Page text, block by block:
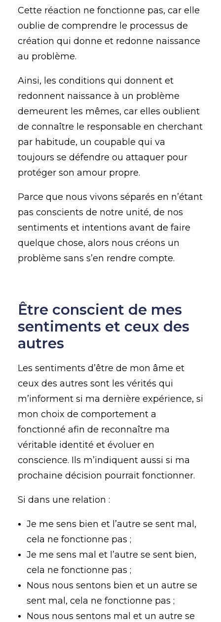
Cette réaction ne fonctionne pas, car elle
oublie de comprendre le processus de
création qui donne et redonne naissance
au problème.
Ainsi, les conditions qui donnent et
redonnent naissance à un problème
demeurent les mêmes, car elles oublient
de connaître le responsable en cherchant
par habitude, un coupable qui va
toujours se défendre ou attaquer pour
protéger son amour propre.
Parce que nous vivons séparés en n’étant
pas conscients de notre unité, de nos
sentiments et intentions avant de faire
quelque chose, alors nous créons un
problème sans s’en rendre compte.
Être conscient de mes
sentiments et ceux des
autres
Les sentiments d’être de mon âme et
ceux des autres sont les vérités qui
m’informent si ma dernière expérience, si
mon choix de comportement a
fonctionné afin de reconnaître ma
véritable identité et évoluer en
conscience. Ils m’indiquent aussi si ma
prochaine décision pourrait fonctionner.
Si dans une relation :
Je me sens bien et l’autre se sent mal,
cela ne fonctionne pas ;
Je me sens mal et l’autre se sent bien,
cela ne fonctionne pas ;
Nous nous sentons bien et un autre se
sent mal, cela ne fonctionne pas ;
Nous nous sentons mal et un autre se